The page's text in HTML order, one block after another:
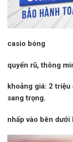
casio bóng
quyến rũ, thông
khoảng giá: 2 triệu
sang trọng.
nhấp vào bên dưới